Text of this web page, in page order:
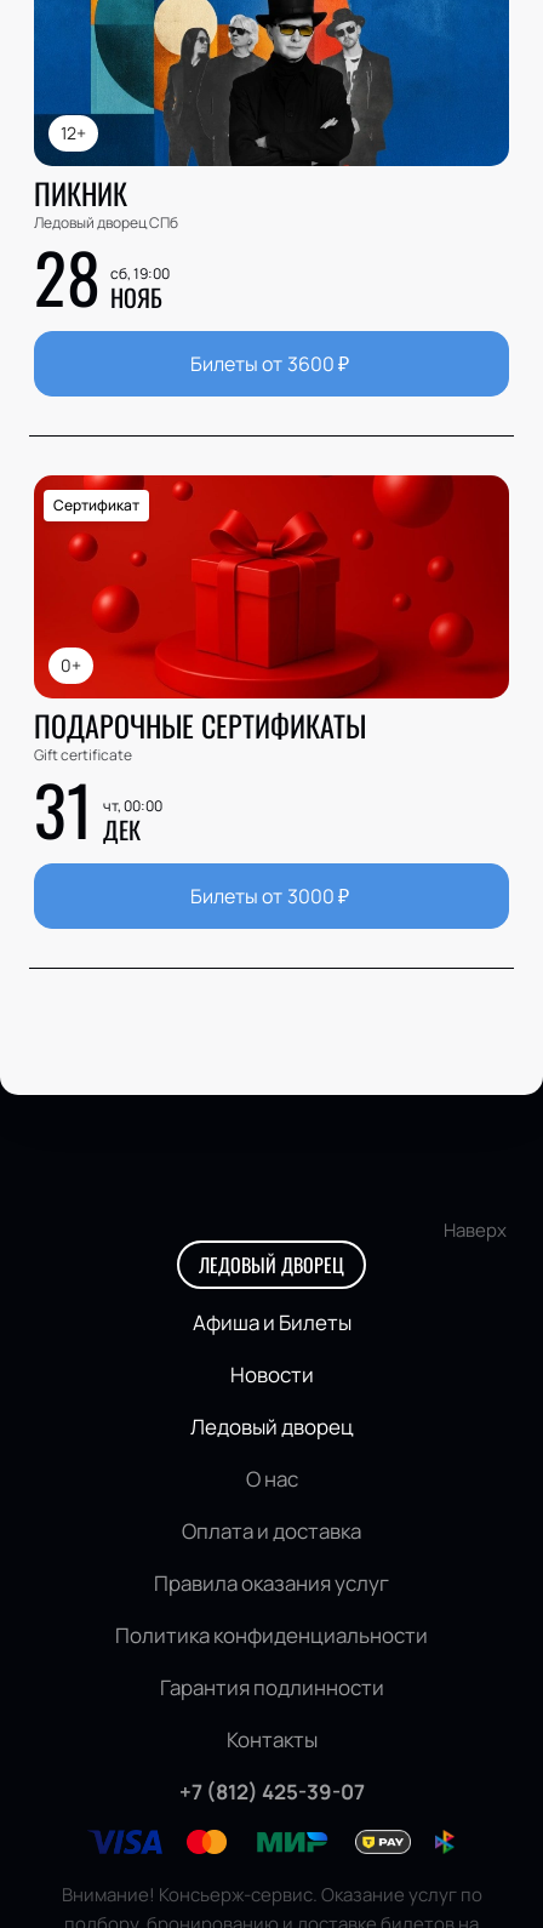
12+
ПИКНИК
Ледовый дворец СПб
28 сб, 19:00
НОЯБ
Билеты от 3600₽
0+
Сертификат
ПОДАРОЧНЫЕ СЕРТИФИКАТЫ
Gift certificate
31 чт, 00:00
ДЕК
Билеты от 3000₽
Наверх
ЛЕДОВЫЙ ДВОРЕЦ
Афиша и Билеты
Новости
Ледовый дворец
О нас
Оплата и доставка
Правила оказания услуг
Политика конфиденциальности
Гарантия подлинности
Контакты
+7 (812) 425-39-07
Внимание! Консьерж-сервис. Оказание услуг по